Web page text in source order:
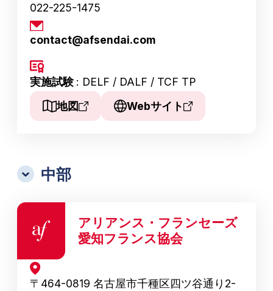
022-225-1475
contact@afsendai.com
実施試験 : DELF / DALF / TCF TP
地図
Webサイト
中部
アリアンス・フランセーズ
愛知フランス協会
〒464-0819 名古屋市千種区四ツ谷通り2-